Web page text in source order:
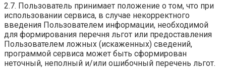
2.7. Пользователь принимает положение о том, что при
использовании сервиса, в случае некорректного
введения Пользователем информации, необходимой
для формирования перечня льгот или предоставления
Пользователем ложных (искаженных) сведений,
программой сервиса может быть сформирован
неточный, неполный и/или ошибочный перечень льгот.